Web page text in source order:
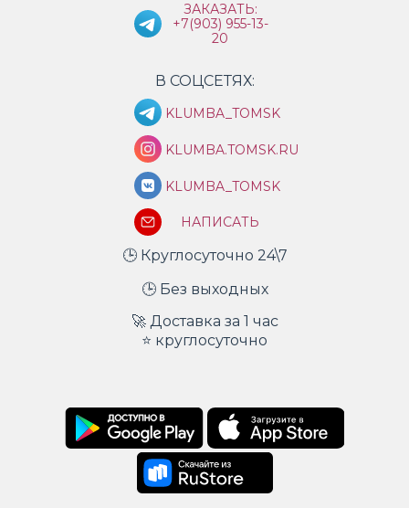
ЗАКАЗАТЬ:
+7(903) 955-13-
20
В СОЦСЕТЯХ:
KLUMBA_TOMSK
KLUMBA.TOMSK.RU
KLUMBA_TOMSK
НАПИСАТЬ
🕒 Круглосуточно 24\7
🕒 Без выходных
🚀 Доставка за 1 час
⭐ круглосуточно